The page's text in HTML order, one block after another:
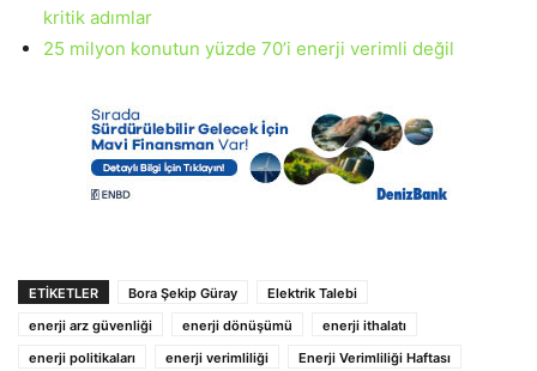
kritik adımlar
25 milyon konutun yüzde 70’i enerji verimli değil
ETIKETLER Bora Şekip Güray
Elektrik Talebi
enerji arz güvenliği
enerji dönüşümü
enerji ithalatı
enerji politikaları
enerji verimliliği Enerji Verimliliği Haftası